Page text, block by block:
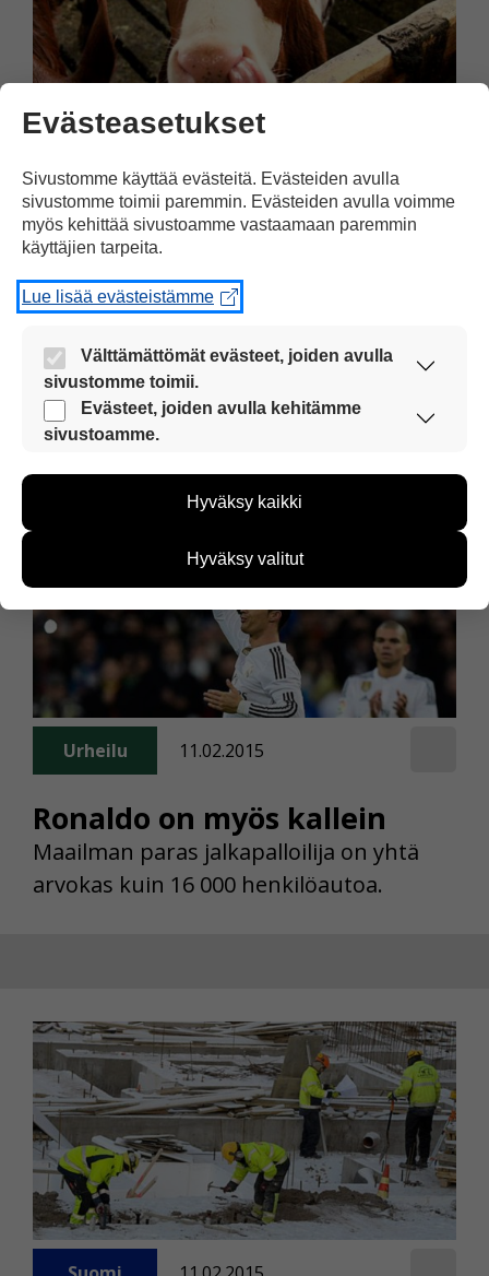
EU näkyy suomalaisen
arjessa monin tavoin
Suomi on ollut 20 vuotta Euroopan
tavallisen suomalaisen arjessa?
Ronaldo on myös kallein
Urheilu 11.02.2015
Maailman paras jalkapalloilija on yhtä
arvokas kuin 16 000 henkilöautoa.
Evästeasetukset
Sivustomme käyttää evästeitä. Evästeiden avulla
sivustomme toimii paremmin. Evästeiden avulla voimme
myös kehittää sivustoamme vastaamaan paremmin
käyttäjien tarpeita.
Lue lisää evästeistämme
Välttämättömät evästeet, joiden avulla
sivustomme toimii.
Nämä evästeet ovat aina käytössä, jotta
sivustoamme voi käyttää sujuvasti ja turvallisesti.
Evästeet, joiden avulla kehitämme
sivustoamme.
kehittää sivustoamme vastaamaan paremmin
kävijämääristä ja siitä, mitä sivuja käytetään ja
miten sivuilla liikutaan. Emme kuitenkaan kerää
yksittäiseen käyttäjään.
Voit valita, hyväksytkö näiden evästeiden käytön.
Hyväksy kaikki
Hyväksy valitut